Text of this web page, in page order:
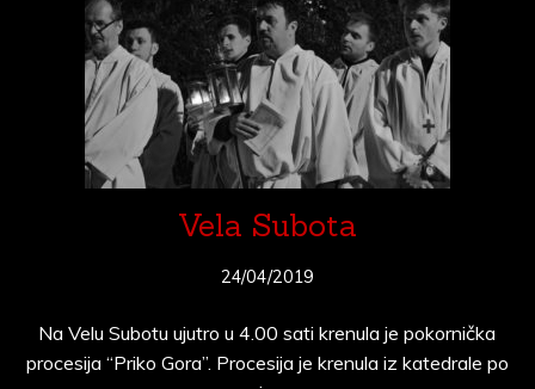
Vela Subota
24/04/2019
Na Velu Subotu ujutro u 4.00 sati krenula je pokornička
procesija “Priko Gora”. Procesija je krenula iz katedrale po